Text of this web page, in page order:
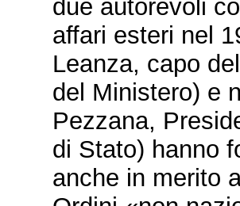
due autorevoli
affari esteri nel
Leanza, capo
del Ministero) e
Pezzana,
di Stato) hanno
anche in merito